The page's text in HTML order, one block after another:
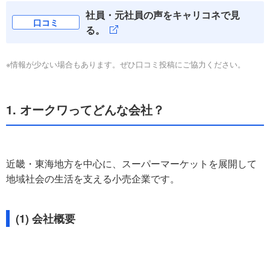
口コミ
社員・元社員の声をキャリコネで見
る。
※情報が少ない場合もあります。ぜひ口コミ投稿にご協力ください。
1. オークワってどんな会社？
近畿・東海地方を中心に、スーパーマーケットを展開して
地域社会の生活を支える小売企業です。
(1) 会社概要